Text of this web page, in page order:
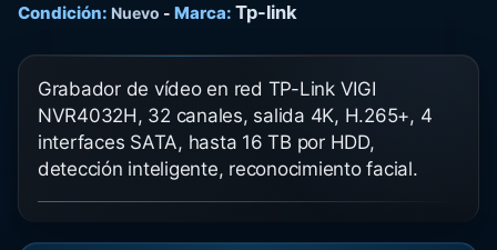
Condición: Nuevo - Marca: Tp-link
Grabador de vídeo en red TP-Link VIGI
NVR4032H, 32 canales, salida 4K, H.265+, 4
interfaces SATA, hasta 16 TB por HDD,
detección inteligente, reconocimiento facial.